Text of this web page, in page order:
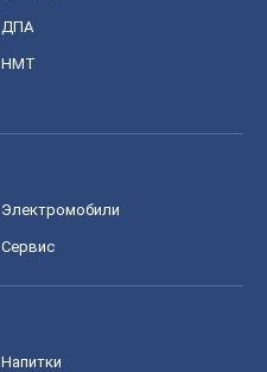
ДПА
НМТ
Электромобили
Сервис
Напитки